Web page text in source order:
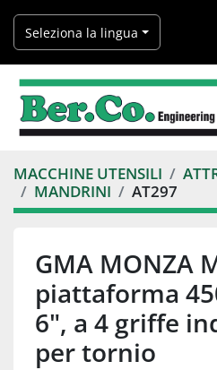
Seleziona la lingua
MACCHINE UTENSILI
MANDRINI
AT297
GMA MONZA
piattaforma
6", a 4 griffe
per tornio